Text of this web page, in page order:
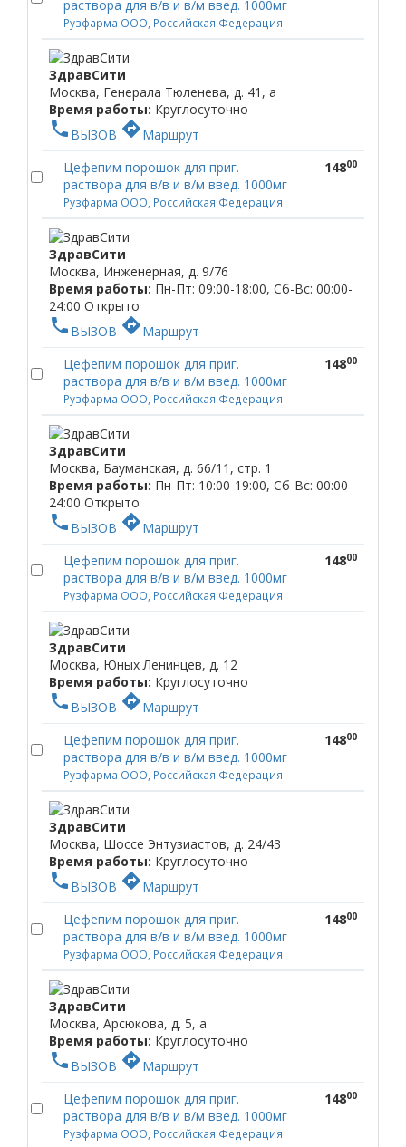
раствора для в/в и в/м введ. 1000мг
Рузфарма ООО, Российская Федерация
ЗдравСити
Москва, Генерала Тюленева, д. 41, а
Время работы: Круглосуточно
phone ВЫЗОВ directionsМаршрут
Цефепим порошок для приг.
раствора для в/в и в/м введ. 1000мг
Рузфарма ООО, Российская Федерация
14800
ЗдравСити
Москва, Инженерная, д. 9/76
Время работы: Пн-Пт: 09:00-18:00, Сб-Вс: 00:00-
24:00 Открыто
phone ВЫЗОВ directionsМаршрут
Цефепим порошок для приг.
раствора для в/в и в/м введ. 1000мг
Рузфарма ООО, Российская Федерация
14800
ЗдравСити
Москва, Бауманская, д. 66/11, стр. 1
Время работы: Пн-Пт: 10:00-19:00, Сб-Вс: 00:00-
24:00 Открыто
phone ВЫЗОВ directionsМаршрут
Цефепим порошок для приг.
раствора для в/в и в/м введ. 1000мг
Рузфарма ООО, Российская Федерация
14800
ЗдравСити
Москва, Юных Ленинцев, д. 12
Время работы: Круглосуточно
phone ВЫЗОВ directionsМаршрут
Цефепим порошок для приг.
раствора для в/в и в/м введ. 1000мг
Рузфарма ООО, Российская Федерация
14800
ЗдравСити
Москва, Шоссе Энтузиастов, д. 24/43
Время работы: Круглосуточно
phone ВЫЗОВ directionsМаршрут
Цефепим порошок для приг.
раствора для в/в и в/м введ. 1000мг
Рузфарма ООО, Российская Федерация
14800
ЗдравСити
Москва, Арсюкова, д. 5, а
Время работы: Круглосуточно
phone ВЫЗОВ directionsМаршрут
Цефепим порошок для приг.
раствора для в/в и в/м введ. 1000мг
Рузфарма ООО, Российская Федерация
14800